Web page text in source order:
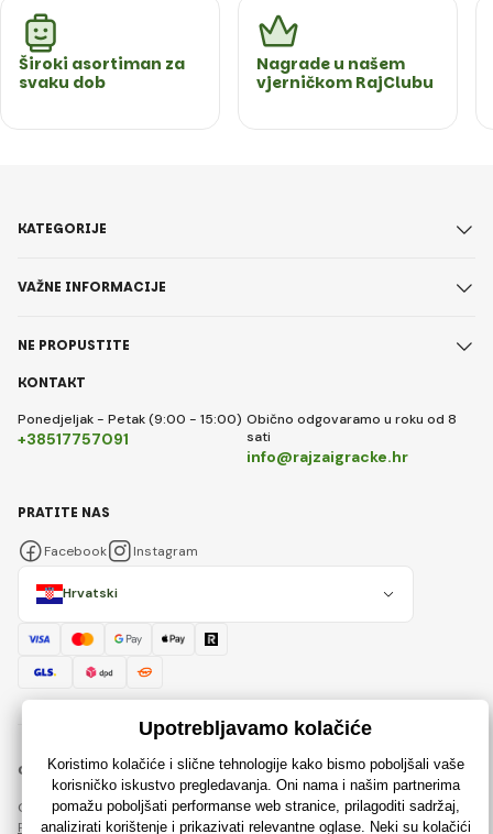
Široki asortiman za
svaku dob
Nagrade u našem
vjerničkom RajClubu
KONTAKT
Ponedjeljak - Petak (9:00 - 15:00)
+38517757091
Obično odgovaramo u roku od 8
sati
info@rajzaigracke.hr
KATEGORIJE
VAŽNE INFORMACIJE
NE PROPUSTITE
Hrvatski
PRATITE NAS
Facebook Instagram
© 2018 - 2026 Rajzaigracke.hr, Sva prava pridržana
Ova stranica je zaštićena reCAPTCHA-om i primjenjuju se
Pravila o zaštiti osobnih podatakatvrtke Google i njihova